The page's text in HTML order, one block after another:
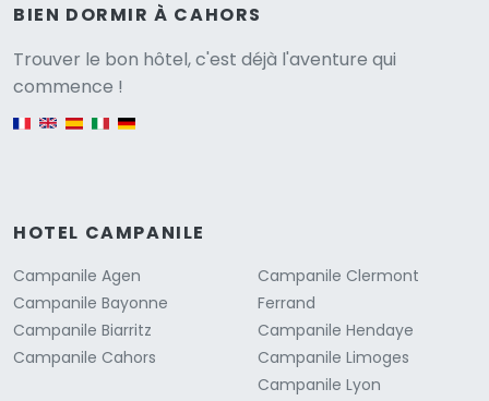
BIEN DORMIR À CAHORS
Trouver le bon hôtel, c'est déjà l'aventure qui
commence !
HOTEL CAMPANILE
Campanile Agen
Campanile Bayonne
Campanile Biarritz
Campanile Cahors
Campanile Clermont
Ferrand
Campanile Hendaye
Campanile Limoges
Campanile Lyon